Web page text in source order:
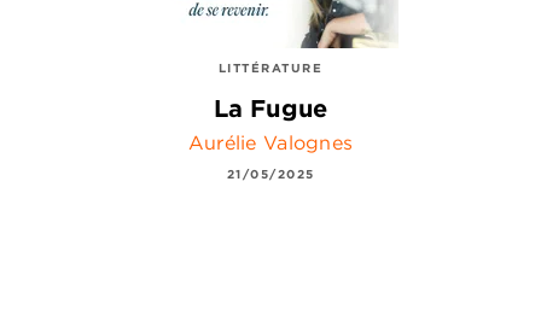
LITTÉRATURE
La Fugue
Aurélie Valognes
21/05/2025